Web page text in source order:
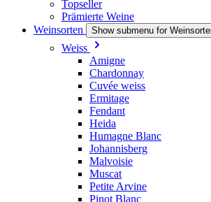
Topseller
Prämierte Weine
Weinsorten
Show submenu for
Weiss
Amigne
Chardonnay
Cuvée weiss
Ermitage
Fendant
Heida
Humagne Blanc
Johannisberg
Malvoisie
Muscat
Petite Arvine
Pinot Blanc